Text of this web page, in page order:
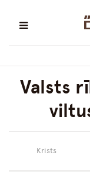
Valsts
Krists